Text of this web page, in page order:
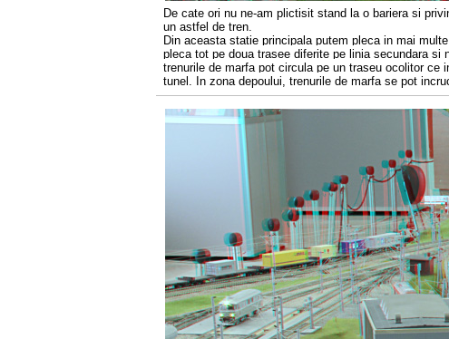
De cate ori nu ne-am plictisit stand la o bariera si
un astfel de tren.
Din aceasta statie principala putem pleca in mai
pleca tot pe doua trasee diferite pe linia secundara
trenurile de marfa pot circula pe un traseu ocolitor ce
tunel. In zona depoului, trenurile de marfa se pot